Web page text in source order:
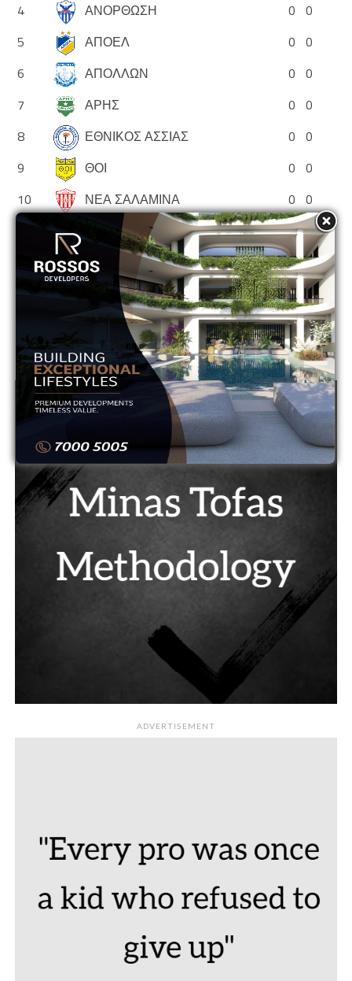
4 ΑΝΟΡΘΩΣΗ 0 0
5
ΑΠΟΕΛ 0 0
6
ΑΠΟΛΛΩΝ 0 0
7
ΑΡΗΣ 0 0
8
ΕΘΝΙΚΟΣ ΑΣΣΙΑΣ 0 0
9
ΘΟΙ 0 0
10
ΝΕΑ ΣΑΛΑΜΙΝΑ 0 0
11
ΟΛΥΜΠΙΑΚΟΣ 0 0
ΟΜΟΝΟΙΑ 0 0
13
ΟΜΟΝΟΙΑ ΑΡΑΔΙΠΠΟΥ 0 0
ΠΑΦΟΣ 0 0
ADVERTISEMENT
ADVERTISEMENT